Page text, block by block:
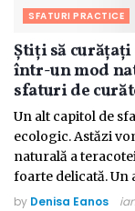
SFATURI PRACTICE
Știți să
într-un mod
sfaturi de
Un alt capitol de
ecologic. Astăzi
naturală a
foarte delicată. Un
by Denisa Eanos